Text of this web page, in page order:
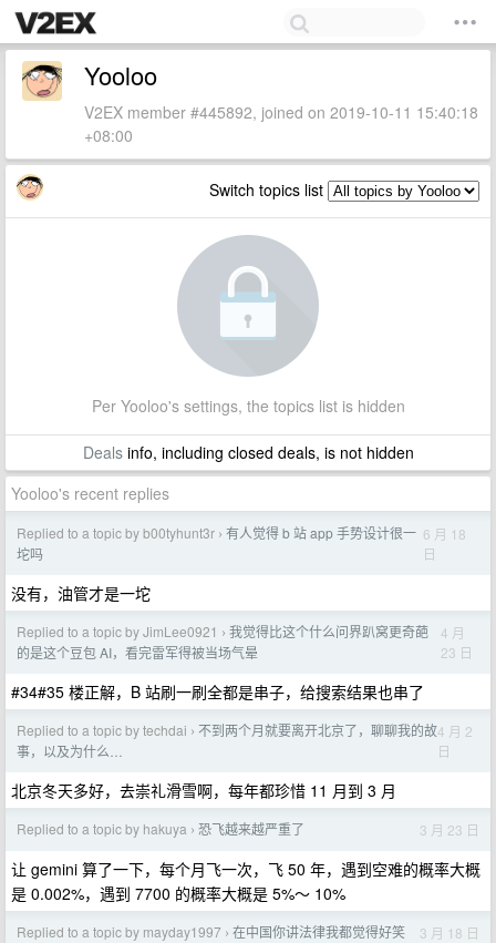
Yooloo
V2EX member #445892, joined on 2019-10-11 15:40:18
+08:00
Switch topics list
Per Yooloo's settings, the topics list is hidden
Dealsinfo, including closed deals, is not hidden
Yooloo's recent replies
Replied to a topic by b00tyhunt3r › 有人觉得 b 站 app 手势设计很一
坨吗
6 月 18
日
没有，油管才是一坨
Replied to a topic by JimLee0921 › 我觉得比这个什么问界趴窝更奇葩
的是这个豆包 AI，看完雷军得被当场气晕
4 月
23 日
#34#35 楼正解，B 站刷一刷全都是串子，给搜索结果也串了
Replied to a topic by techdai › 不到两个月就要离开北京了，聊聊我的故
事，以及为什么…
4 月 2
日
北京冬天多好，去崇礼滑雪啊，每年都珍惜 11 月到 3 月
Replied to a topic by hakuya › 恐飞越来越严重了 3 月 23 日
让 gemini 算了一下，每个月飞一次，飞 50 年，遇到空难的概率大概
是 0.002%，遇到 7700 的概率大概是 5%～ 10%
Replied to a topic by mayday1997 › 在中国你讲法律我都觉得好笑 3 月 18 日